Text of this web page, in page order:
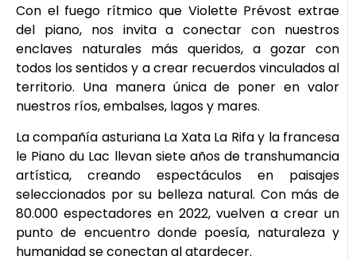
Con el fuego rítmico que Violette Prévost extrae
del piano, nos invita a conectar con nuestros
enclaves naturales más queridos, a gozar con
todos los sentidos y a crear recuerdos vinculados al
territorio. Una manera única de poner en valor
nuestros ríos, embalses, lagos y mares.
La compañía asturiana La Xata La Rifa y la francesa
le Piano du Lac llevan siete años de transhumancia
artística, creando espectáculos en paisajes
seleccionados por su belleza natural. Con más de
80.000 espectadores en 2022, vuelven a crear un
punto de encuentro donde poesía, naturaleza y
humanidad se conectan al atardecer.